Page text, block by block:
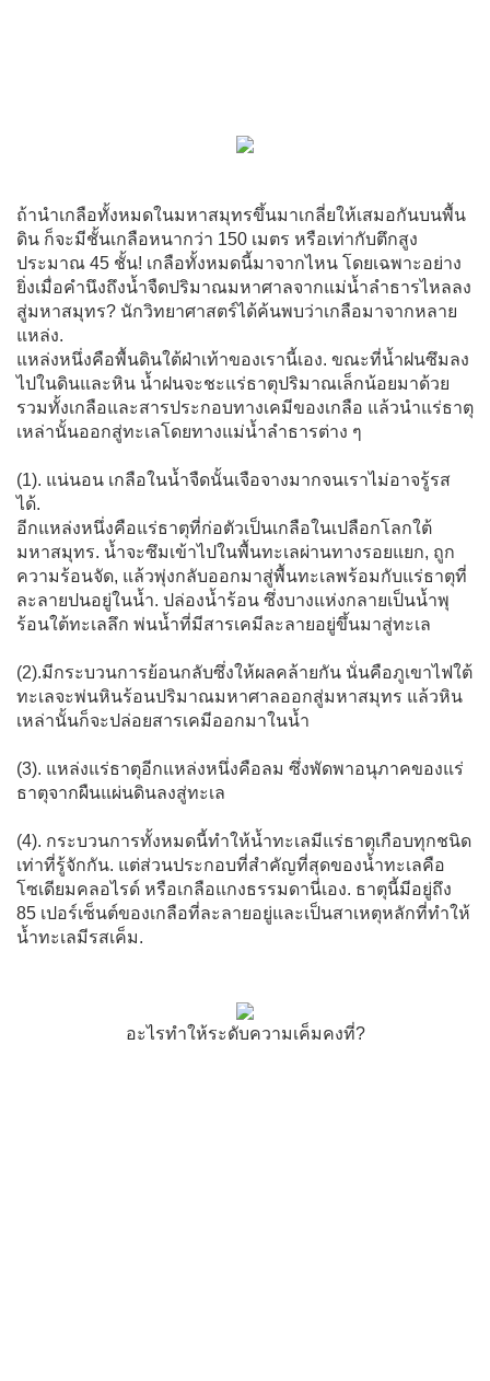
ถ้านำเกลือทั้งหมดในมหาสมุทรขึ้นมาเกลี่ยให้เสมอกันบนพื้น
ดิน ก็จะมีชั้นเกลือหนากว่า 150 เมตร หรือเท่ากับตึกสูง
ประมาณ 45 ชั้น! เกลือทั้งหมดนี้มาจากไหน โดยเฉพาะอย่าง
ยิ่งเมื่อคำนึงถึงน้ำจืดปริมาณมหาศาลจากแม่น้ำลำธารไหลลง
สู่มหาสมุทร? นักวิทยาศาสตร์ได้ค้นพบว่าเกลือมาจากหลาย
แหล่ง.
แหล่งหนึ่งคือพื้นดินใต้ฝ่าเท้าของเรานี้เอง. ขณะที่น้ำฝนซึมลง
ไปในดินและหิน น้ำฝนจะชะแร่ธาตุปริมาณเล็กน้อยมาด้วย
รวมทั้งเกลือและสารประกอบทางเคมีของเกลือ แล้วนำแร่ธาตุ
เหล่านั้นออกสู่ทะเลโดยทางแม่น้ำลำธารต่าง ๆ
(1). แน่นอน เกลือในน้ำจืดนั้นเจือจางมากจนเราไม่อาจรู้รส
ได้.
อีกแหล่งหนึ่งคือแร่ธาตุที่ก่อตัวเป็นเกลือในเปลือกโลกใต้
มหาสมุทร. น้ำจะซึมเข้าไปในพื้นทะเลผ่านทางรอยแยก, ถูก
ความร้อนจัด, แล้วพุ่งกลับออกมาสู่พื้นทะเลพร้อมกับแร่ธาตุที่
ละลายปนอยู่ในน้ำ. ปล่องน้ำร้อน ซึ่งบางแห่งกลายเป็นน้ำพุ
ร้อนใต้ทะเลลึก พ่นน้ำที่มีสารเคมีละลายอยู่ขึ้นมาสู่ทะเล
(2).มีกระบวนการย้อนกลับซึ่งให้ผลคล้ายกัน นั่นคือภูเขาไฟใต้
ทะเลจะพ่นหินร้อนปริมาณมหาศาลออกสู่มหาสมุทร แล้วหิน
เหล่านั้นก็จะปล่อยสารเคมีออกมาในน้ำ
(3). แหล่งแร่ธาตุอีกแหล่งหนึ่งคือลม ซึ่งพัดพาอนุภาคของแร่
ธาตุจากผืนแผ่นดินลงสู่ทะเล
(4). กระบวนการทั้งหมดนี้ทำให้น้ำทะเลมีแร่ธาตุเกือบทุกชนิด
เท่าที่รู้จักกัน. แต่ส่วนประกอบที่สำคัญที่สุดของน้ำทะเลคือ
โซเดียมคลอไรด์ หรือเกลือแกงธรรมดานี่เอง. ธาตุนี้มีอยู่ถึง
85 เปอร์เซ็นต์ของเกลือที่ละลายอยู่และเป็นสาเหตุหลักที่ทำให้
น้ำทะเลมีรสเค็ม.
อะไรทำให้ระดับความเค็มคงที่?